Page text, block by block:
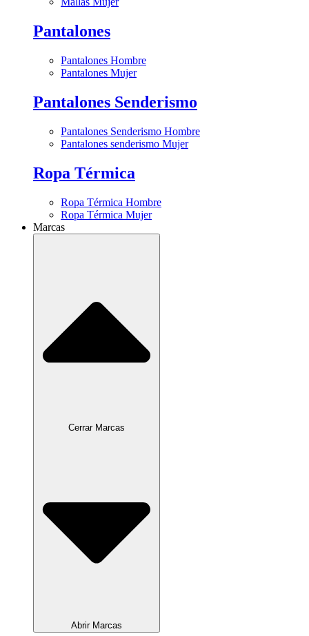
Pantalones
Pantalones Hombre
Pantalones Mujer
Pantalones Senderismo
Pantalones Senderismo Hombre
Pantalones senderismo Mujer
Ropa Térmica
Ropa Térmica Hombre
Ropa Térmica Mujer
Marcas
Cerrar Marcas
Abrir Marcas